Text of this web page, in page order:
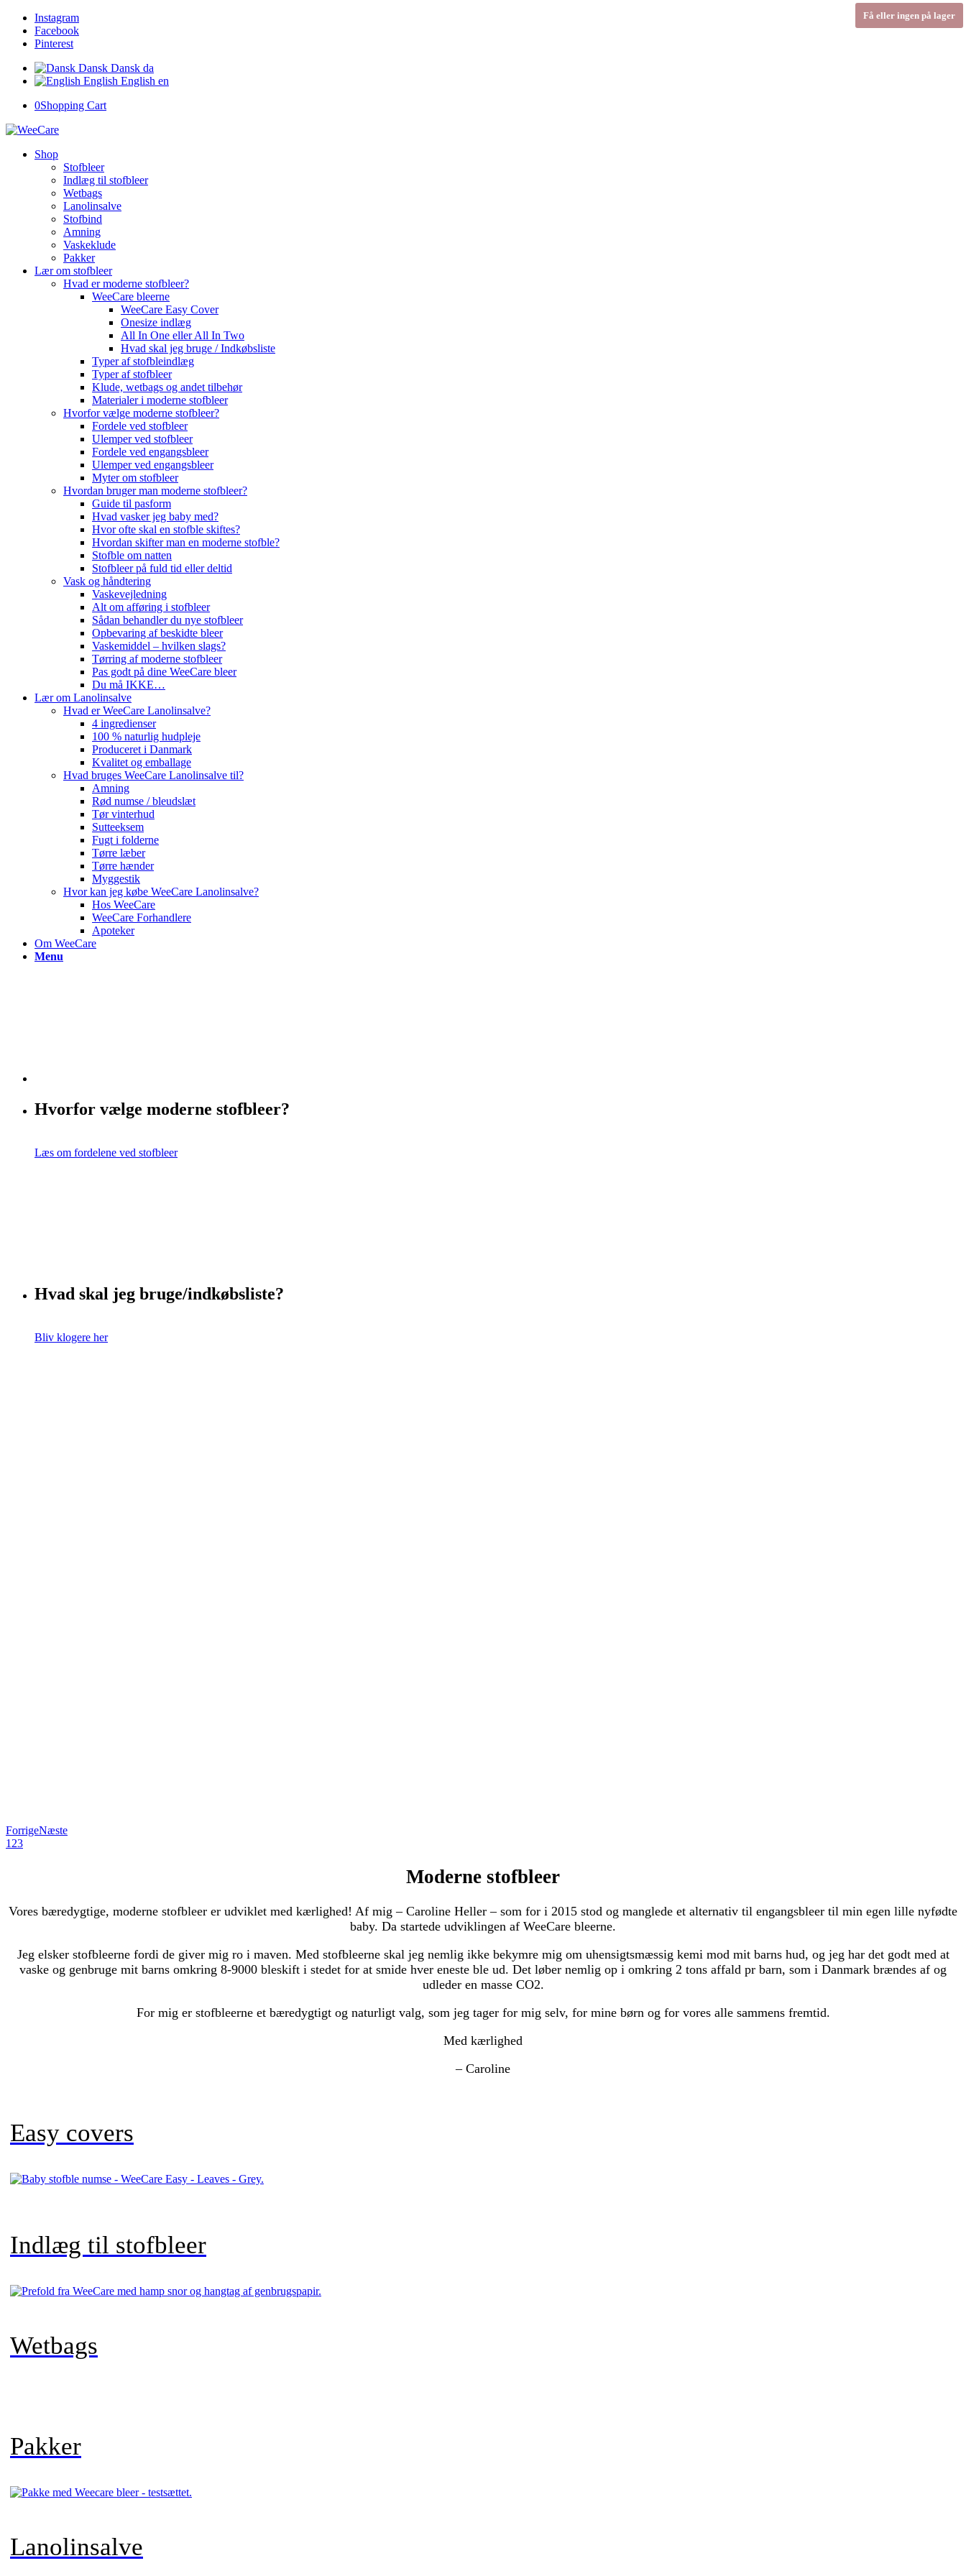
Instagram
Facebook
Pinterest
Dansk Dansk da
English English en
0Shopping Cart
Shop
Stofbleer
Indlæg til stofbleer
Wetbags
Lanolinsalve
Stofbind
Amning
Vaskeklude
Pakker
Lær om stofbleer
Hvad er moderne stofbleer?
WeeCare bleerne
WeeCare Easy Cover
Onesize indlæg
All In One eller All In Two
Hvad skal jeg bruge / Indkøbsliste
Typer af stofbleindlæg
Typer af stofbleer
Klude, wetbags og andet tilbehør
Materialer i moderne stofbleer
Hvorfor vælge moderne stofbleer?
Fordele ved stofbleer
Ulemper ved stofbleer
Fordele ved engangsbleer
Ulemper ved engangsbleer
Myter om stofbleer
Hvordan bruger man moderne stofbleer?
Guide til pasform
Hvad vasker jeg baby med?
Hvor ofte skal en stofble skiftes?
Hvordan skifter man en moderne stofble?
Stofble om natten
Stofbleer på fuld tid eller deltid
Vask og håndtering
Vaskevejledning
Alt om afføring i stofbleer
Sådan behandler du nye stofbleer
Opbevaring af beskidte bleer
Vaskemiddel – hvilken slags?
Tørring af moderne stofbleer
Pas godt på dine WeeCare bleer
Du må IKKE…
Lær om Lanolinsalve
Hvad er WeeCare Lanolinsalve?
4 ingredienser
100 % naturlig hudpleje
Produceret i Danmark
Kvalitet og emballage
Hvad bruges WeeCare Lanolinsalve til?
Amning
Rød numse / bleudslæt
Tør vinterhud
Sutteeksem
Fugt i folderne
Tørre læber
Tørre hænder
Myggestik
Hvor kan jeg købe WeeCare Lanolinsalve?
Hos WeeCare
WeeCare Forhandlere
Apoteker
Om WeeCare
Menu
Hvorfor vælge moderne stofbleer?
Læs om fordelene ved stofbleer
Hvad skal jeg bruge/indkøbsliste?
Bliv klogere her
ForrigeNæste
1 23
Moderne stofbleer
Vores bæredygtige, moderne stofbleer er udviklet med kærlighed! Af mig – Caroline Heller – som for i 2015 stod og manglede et alternativ til engangsbleer til min egen lille nyfødte
baby. Da startede udviklingen af WeeCare bleerne.
Jeg elsker stofbleerne fordi de giver mig ro i maven. Med stofbleerne skal jeg nemlig ikke bekymre mig om uhensigtsmæssig kemi mod mit barns hud, og jeg har det godt med at
vaske og genbruge mit barns omkring 8-9000 bleskift i stedet for at smide hver eneste ble ud. Det løber nemlig op i omkring 2 tons affald pr barn, som i Danmark brændes af og
udleder en masse CO2.
For mig er stofbleerne et bæredygtigt og naturligt valg, som jeg tager for mig selv, for mine børn og for vores alle sammens fremtid.
Med kærlighed
– Caroline
Easy covers
Indlæg til stofbleer
Wetbags
Pakker
Lanolinsalve
Få eller ingen på lager